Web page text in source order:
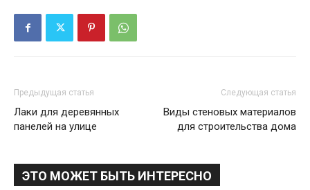
Предыдущая статья
Лаки для деревянных
панелей на улице
Следующая статья
Виды стеновых материалов
для строительства дома
ЭТО МОЖЕТ БЫТЬ ИНТЕРЕСНО